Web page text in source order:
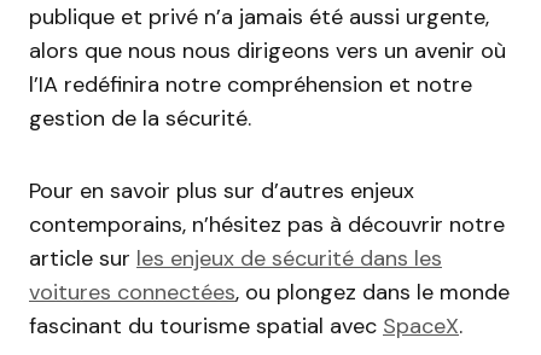
publique et privé n’a jamais été aussi urgente,
alors que nous nous dirigeons vers un avenir où
l’IA redéfinira notre compréhension et notre
gestion de la sécurité.
Pour en savoir plus sur d’autres enjeux
contemporains, n’hésitez pas à découvrir notre
article sur les enjeux de sécurité dans les
voitures connectées, ou plongez dans le monde
fascinant du tourisme spatial avec SpaceX.